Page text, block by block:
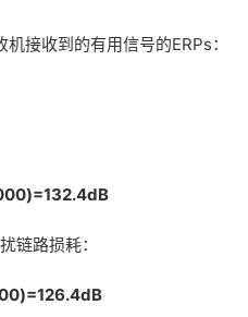
接收到的有用信号的ERPs：
链路损耗：